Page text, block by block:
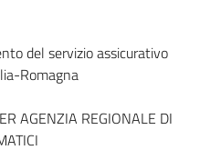
del servizio assicurativo
Romagna
AGENZIA REGIONALE DI